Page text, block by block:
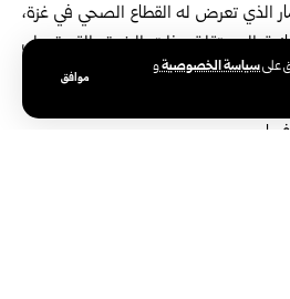
علىسياسة الخصوصيةو
موافق
الذي تعرض له القطاع الصحي في غزة،
المستقلة وذات الخبرة، القدرة على
حقيقية على الفلسطينيين، داعية
تمكينها من الحفاظ على استجابتها